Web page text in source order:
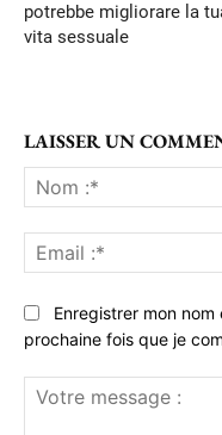
potrebbe migliorare la
vita sessuale
LAISSER UN
Enregistrer mon
prochaine fois que je